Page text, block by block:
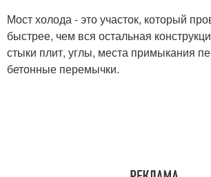
Мост холода - это участок, который
быстрее, чем вся остальная
стыки плит, углы, места примыкания
бетонные перемычки.